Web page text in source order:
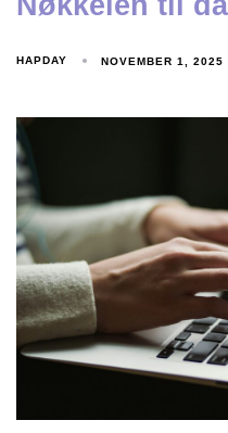
HAPDAY NOVEMBER 1, 2025